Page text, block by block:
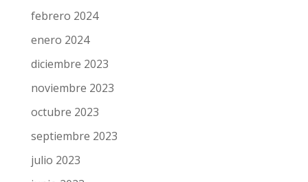
febrero 2024
enero 2024
diciembre 2023
noviembre 2023
octubre 2023
septiembre 2023
julio 2023